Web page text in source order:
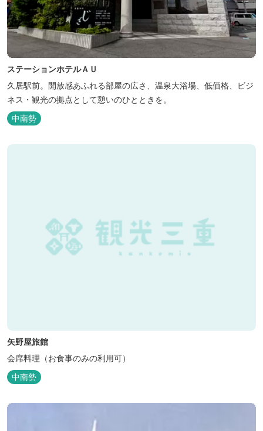
ステーションホテルＡＵ
久居駅前。開放感あふれる部屋の広さ、温泉大浴場、低価格、ビジ
ネス・観光の拠点として憩いのひとときを。
中南勢
矢野屋旅館
会席料理（お食事のみの利用可）
中南勢